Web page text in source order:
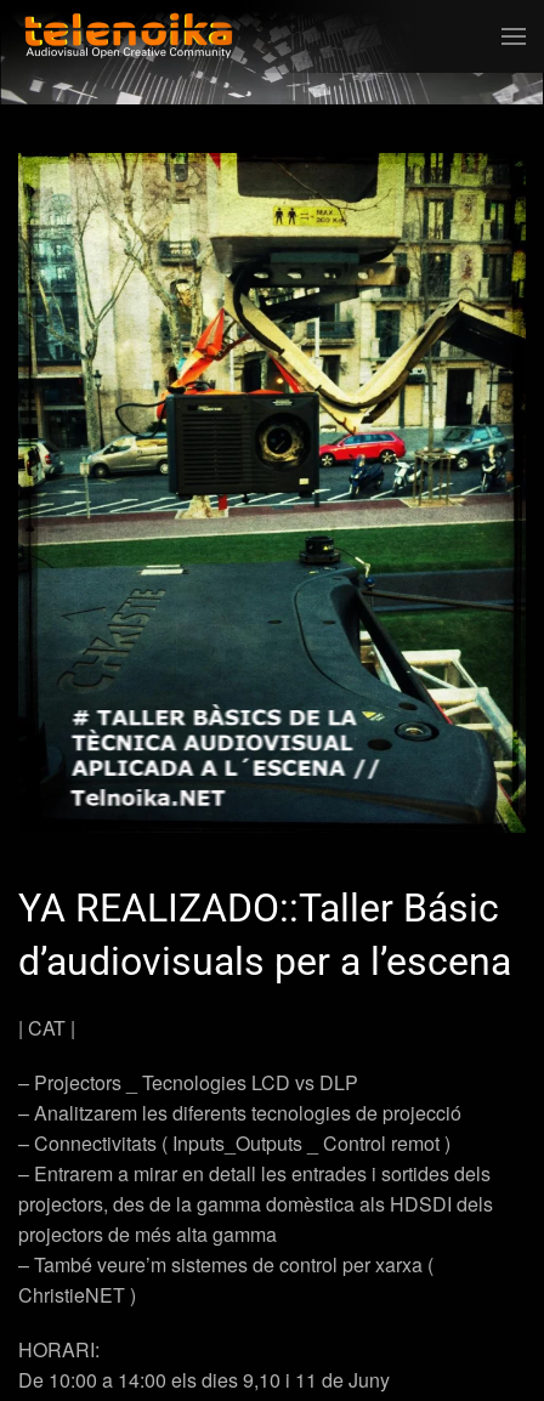
Ir al contenido principal
YA REALIZADO::Taller Básic
d’audiovisuals per a l’escena
| CAT |
– Projectors _ Tecnologies LCD vs DLP
– Analitzarem les diferents tecnologies de projecció
– Connectivitats ( Inputs_Outputs _ Control remot )
– Entrarem a mirar en detall les entrades i sortides dels
projectors, des de la gamma domèstica als HDSDI dels
projectors de més alta gamma
– També veure’m sistemes de control per xarxa (
ChristieNET )
HORARI:
De 10:00 a 14:00 els dies 9,10 i 11 de Juny